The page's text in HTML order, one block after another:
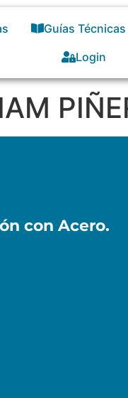
Guías Técnicas
Login
con Acero.